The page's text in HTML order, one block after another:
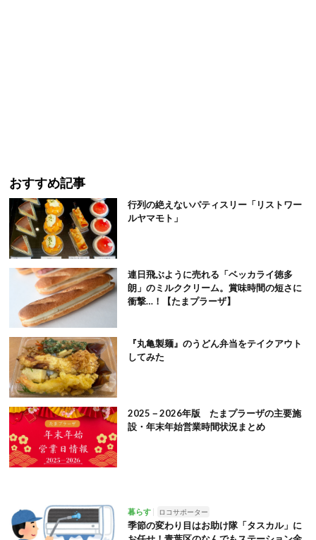
おすすめ記事
行列の絶えないパティスリー「リストワー
ルヤマモト」
連日飛ぶように売れる「ベッカライ徳多
朗」のミルククリーム。賞味時間の短さに
衝撃…！【たまプラーザ】
『丸亀製麺』のうどん弁当をテイクアウト
してみた
2025－2026年版 たまプラーザの主要施
設・年末年始営業時間状況まとめ
暮らす ロコサポーター
季節の変わり目はお助け隊「タスカル」に